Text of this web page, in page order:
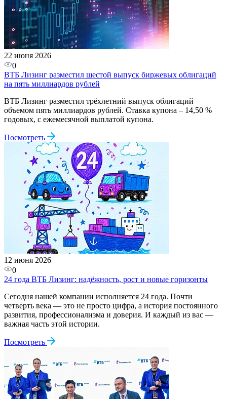
22 июня 2026
0
ВТБ Лизинг разместил шестой выпуск биржевых облигаций
на пять миллиардов рублей
ВТБ Лизинг разместил трёхлетний выпуск облигаций
объемом пять миллиардов рублей. Ставка купона – 14,50 %
годовых, с ежемесячной выплатой купона.
Посмотреть
12 июня 2026
0
24 года ВТБ Лизинг: надёжность, рост и новые горизонты
Сегодня нашей компании исполняется 24 года. Почти
четверть века — это не просто цифра, а история постоянного
развития, профессионализма и доверия. И каждый из вас —
важная часть этой истории.
Посмотреть